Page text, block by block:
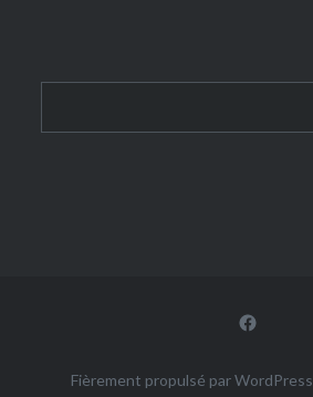
Facebook
Fièrement propulsé par WordPress